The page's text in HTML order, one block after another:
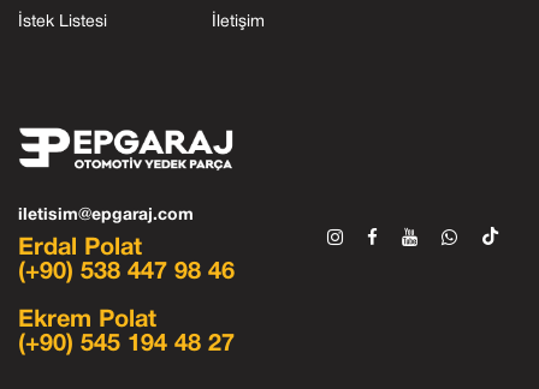
İstek Listesi İletişim
iletisim@epgaraj.com
Erdal Polat
(+90) 538 447 98 46
Ekrem Polat
(+90) 545 194 48 27